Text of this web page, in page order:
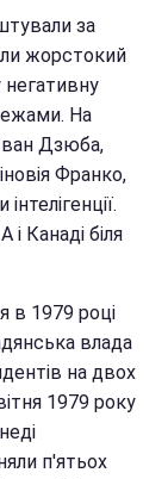
за
жорстокий
негативну
На
Дзюба,
Франко,
Канаді біля
в 1979 році
влада
на двох
1979 року
п'ятьох